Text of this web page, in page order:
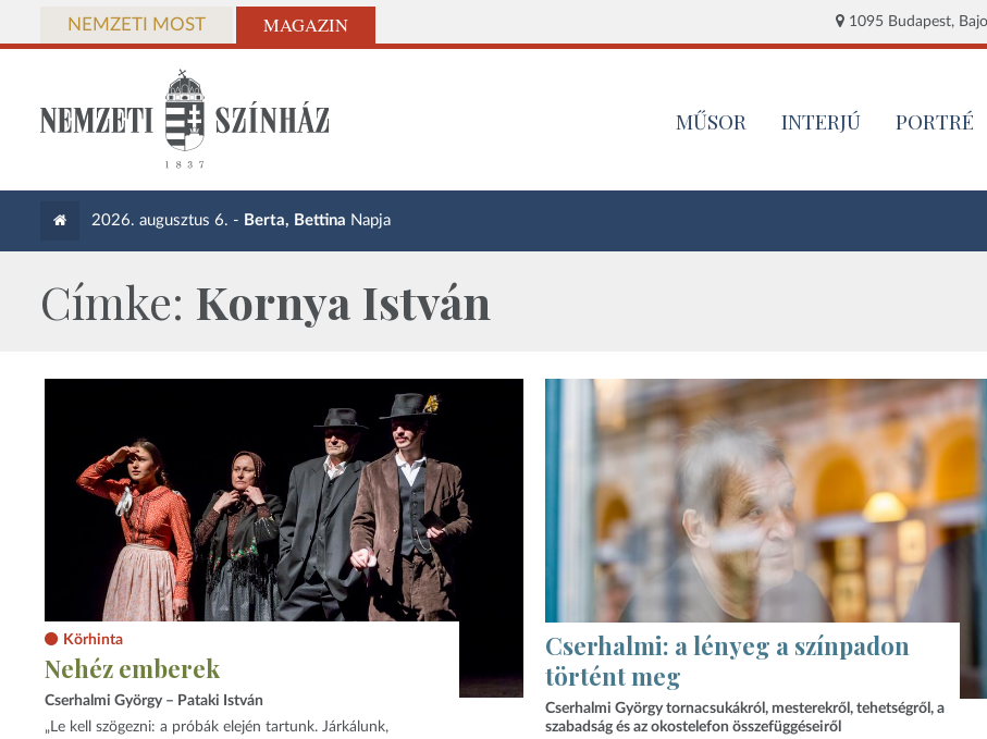
NEMZETI MOST MAGAZIN 1095 Budapest,
MŰSOR INTERJÚ PORTRÉ
2026. augusztus 6. - Berta, Bettina Napja
Címke: Kornya István
Körhinta
Nehéz emberek
Cserhalmi György – Pataki István
„Le kell szögezni: a próbák elején tartunk. Járkálunk,
Cserhalmi: a lényeg a színpadon
történt meg
Cserhalmi György tornacsukákról, mesterekről, tehetségről, a
szabadság és az okostelefon összefüggéseiről